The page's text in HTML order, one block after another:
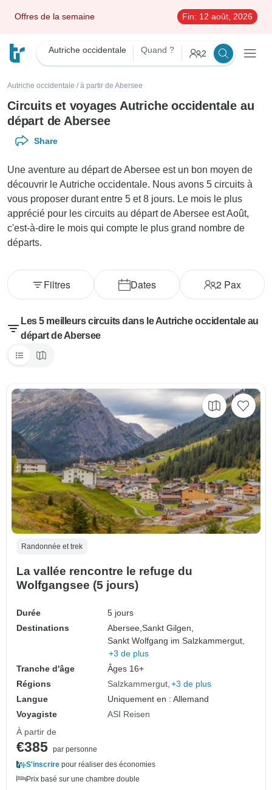
Offres de la semaine Fin: 12 août, 2026
Autriche occidentale Quand ? 2
Autriche occidentale / à partir de Abersee
Circuits et voyages Autriche occidentale au
départ de Abersee
Share
Une aventure au départ de Abersee est un bon moyen de
découvrir le Autriche occidentale. Nous avons 5 circuits à
vous proposer durant entre 5 et 8 jours. Le mois le plus
apprécié pour les circuits au départ de Abersee est Août,
c'est-à-dire le mois qui compte le plus grand nombre de
départs.
Dates 2Pax
Filtres
Les 5 meilleurs circuits dans le Autriche occidentale au
départ de Abersee
Randonnée et trek
La vallée rencontre le refuge du
Wolfgangsee (5 jours)
Durée
5 jours
Destinations
Abersee,Sankt Gilgen,
Sankt Wolfgang im Salzkammergut,
+3 de plus
Tranche d'âge
Âges 16+
Régions
Salzkammergut +3 de plus
Langue
Uniquement en : Allemand
Voyagiste
ASI Reisen
À partir de
€385 par personne
S'inscrire pour réaliser des économies
Prix basé sur une chambre double